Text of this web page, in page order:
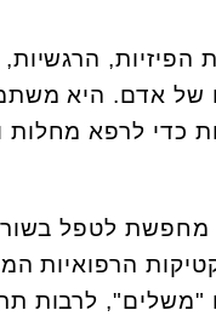
של אדם. היא
כדי לרפא מחלות
מחפשת לטפל
הרפואיות
"משלים", לרבות